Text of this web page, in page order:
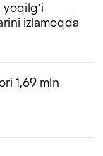
izlamoqda
1,69 mln